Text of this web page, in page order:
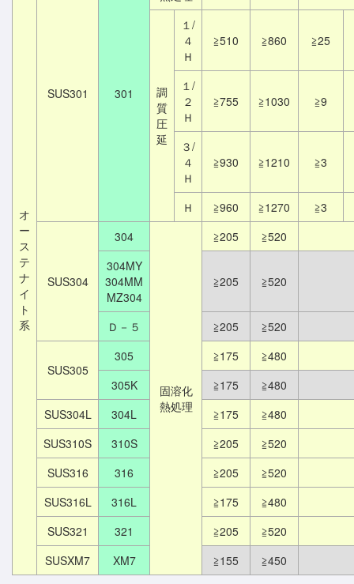
オ
ー
ス
テ
ナ
イ
ト
系
SUS301 301
調
質
圧
延
１/
４
Ｈ
≧510 ≧860 ≧25
１/
２
Ｈ
≧755 ≧1030 ≧9
３/
４
Ｈ
≧930 ≧1210 ≧3
Ｈ ≧960 ≧1270 ≧3
SUS304
304
固溶化
熱処理
≧205
≧520
304MY
304MM
MZ304
≧205 ≧520
Ｄ－５ ≧205 ≧520
SUS305
305 ≧175
≧480
305K
≧175
≧480
SUS304L
304L ≧175
≧480
SUS310S
310S ≧205
≧520
SUS316
316 ≧205
≧520
SUS316L
316L ≧175
≧480
SUS321
321 ≧205
≧520
SUSXM7
XM7 ≧155 ≧450